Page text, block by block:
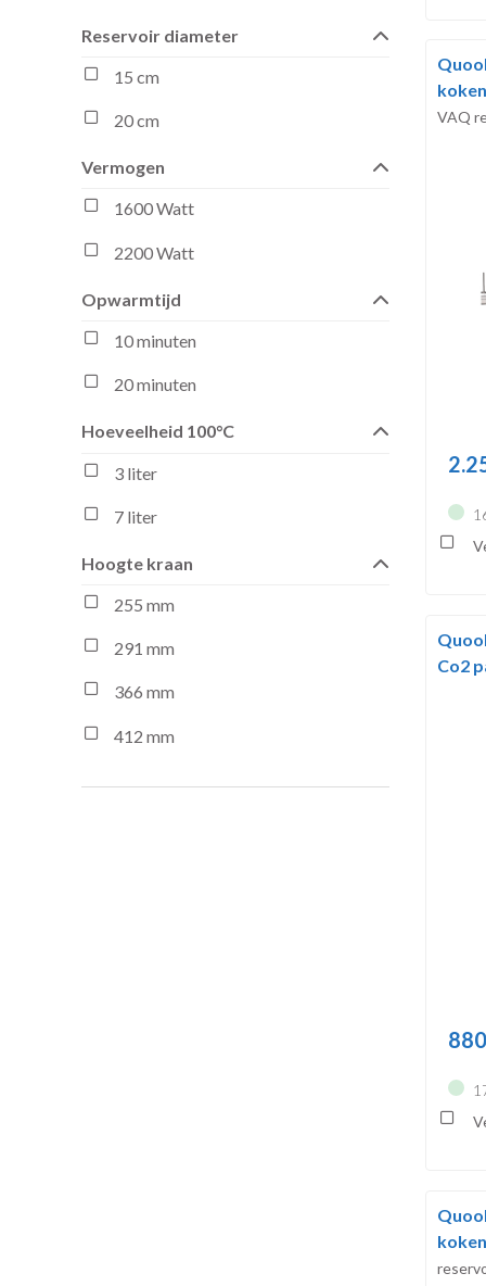
VAQ
Co2
Reservoir diameter
15 cm
20 cm
Vermogen
1600 Watt
2200 Watt
Opwarmtijd
10 minuten
20 minuten
Hoeveelheid 100°C
3 liter
7 liter
Hoogte kraan
255 mm
291 mm
366 mm
412 mm